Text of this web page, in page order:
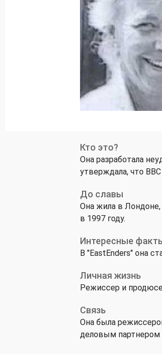
Кто это?
Она разработала
утверждала, что
До славы
Она жила в Лондоне,
в 1997 году.
Интересные
В "EastEnders" она
Личная жизнь
Режиссер и
Связь
Она была
деловым партнером